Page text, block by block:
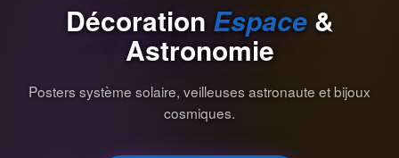
Décoration Espace&
Astronomie
Posters système solaire, veilleuses astronaute et bijoux
cosmiques.